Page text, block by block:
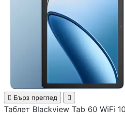
 Бърз преглед 
Таблет Blackview Tab 60 WiFi